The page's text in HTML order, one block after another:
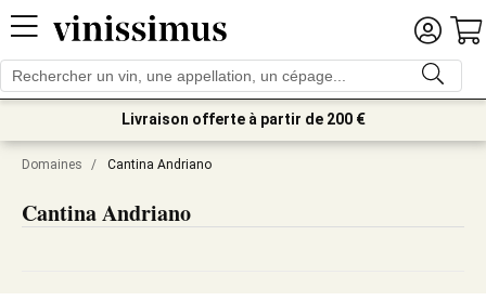
Livraison offerte à partir de 200 €
Domaines / Cantina Andriano
Cantina Andriano